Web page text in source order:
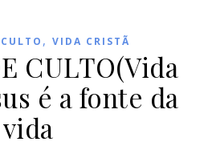
, VIDA CRISTÃ
CULTO(Vida
é a fonte da
vida